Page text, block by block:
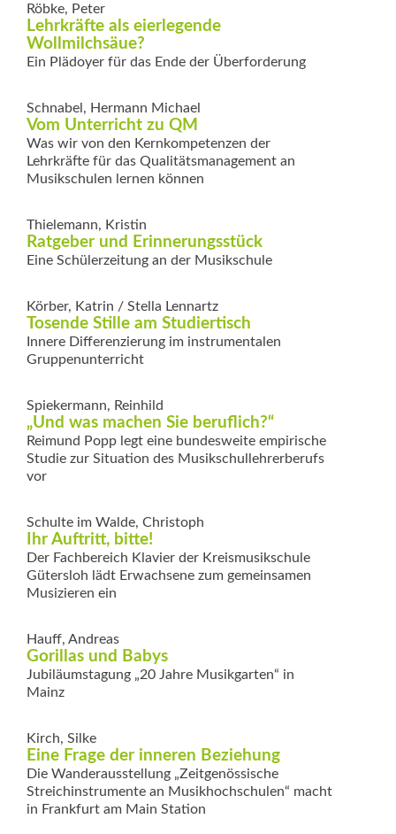
Röbke, Peter
Lehrkräfte als eierlegende
Wollmilchsäue?
Ein Plädoyer für das Ende der Überforderung
Schnabel, Hermann Michael
Vom Unterricht zu QM
Was wir von den Kernkompetenzen der
Lehrkräfte für das ­Qualitätsmanagement an
Musikschulen lernen können
Thielemann, Kristin
Ratgeber und Erinnerungsstück
Eine Schülerzeitung an der Musikschule
Körber, Katrin / Stella Lennartz
Tosende Stille am Studiertisch
Innere Differenzierung im instrumentalen
Gruppenunterricht
Spiekermann, Reinhild
„Und was machen Sie beruflich?“
Reimund Popp legt eine bundesweite empirische
Studie zur Situation des Musikschullehrerberufs
vor
Schulte im Walde, Christoph
Ihr Auftritt, bitte!
Der Fachbereich Klavier der Kreismusikschule
Gü­ters­loh lädt Erwach­­sene zum gemeinsamen
Musizieren ein
Hauff, Andreas
Gorillas und Babys
Jubiläumstagung „20 Jahre Musikgarten“ in
Mainz
Kirch, Silke
Eine Frage der inneren Beziehung
Die Wanderausstellung „Zeitgenössische
Streichinstrumente an Musikhochschulen“ macht
in Frankfurt ­am Main Station